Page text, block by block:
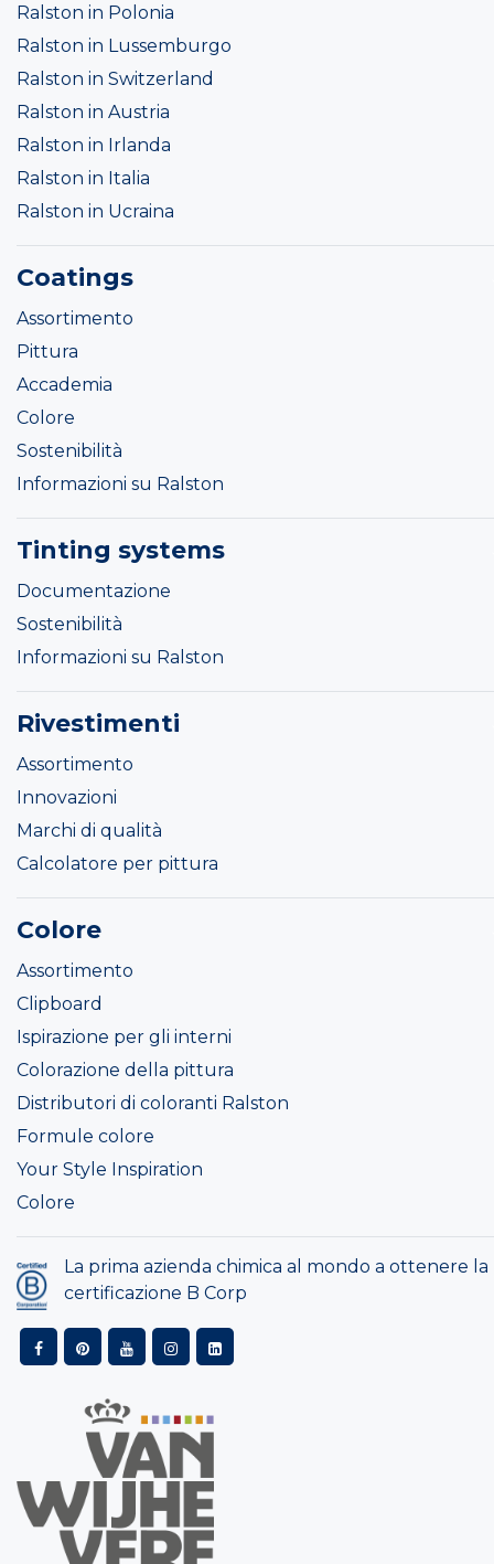
Ralston in Polonia
Ralston in Lussemburgo
Ralston in Switzerland
Ralston in Austria
Ralston in Irlanda
Ralston in Italia
Ralston in Ucraina
Coatings
Assortimento
Pittura
Accademia
Colore
Sostenibilità
Informazioni su Ralston
Tinting systems
Documentazione
Sostenibilità
Informazioni su Ralston
Rivestimenti
Assortimento
Innovazioni
Marchi di qualità
Calcolatore per pittura
Colore
Assortimento
Clipboard
Ispirazione per gli interni
Colorazione della pittura
Distributori di coloranti Ralston
Formule colore
Your Style Inspiration
Colore
La prima azienda chimica al mondo a ottenere la
certificazione B Corp